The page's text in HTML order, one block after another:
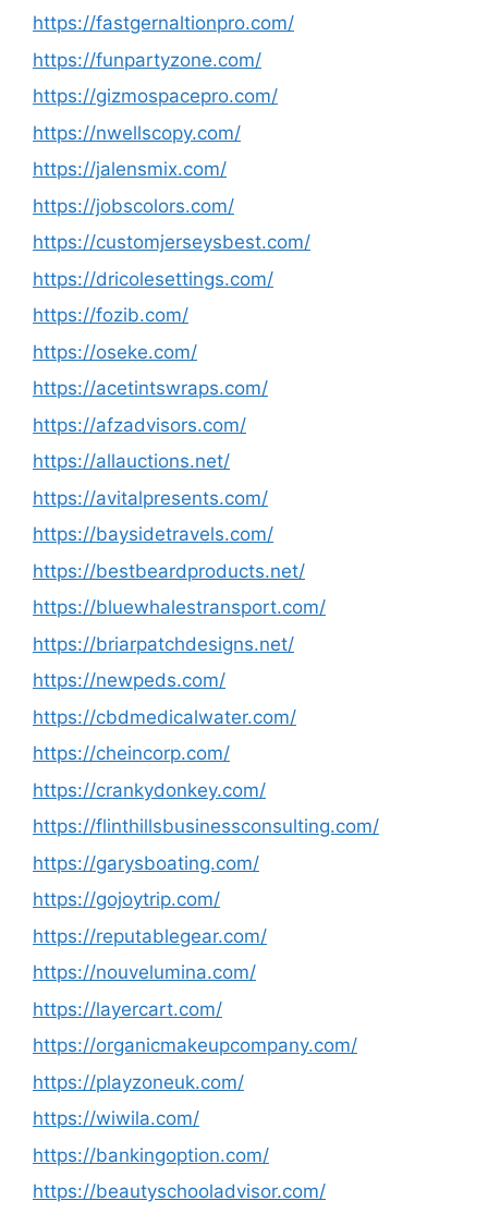
https://fastgernaltionpro.com/
https://funpartyzone.com/
https://gizmospacepro.com/
https://nwellscopy.com/
https://jalensmix.com/
https://jobscolors.com/
https://customjerseysbest.com/
https://dricolesettings.com/
https://fozib.com/
https://oseke.com/
https://acetintswraps.com/
https://afzadvisors.com/
https://allauctions.net/
https://avitalpresents.com/
https://baysidetravels.com/
https://bestbeardproducts.net/
https://bluewhalestransport.com/
https://briarpatchdesigns.net/
https://newpeds.com/
https://cbdmedicalwater.com/
https://cheincorp.com/
https://crankydonkey.com/
https://flinthillsbusinessconsulting.com/
https://garysboating.com/
https://gojoytrip.com/
https://reputablegear.com/
https://nouvelumina.com/
https://layercart.com/
https://organicmakeupcompany.com/
https://playzoneuk.com/
https://wiwila.com/
https://bankingoption.com/
https://beautyschooladvisor.com/